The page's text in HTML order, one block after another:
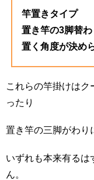
竿置きタイプ
置き竿の3脚替
置く角度が決め
これらの竿掛けはク
ったり
置き竿の三脚がわり
いずれも本来有るは
ん。